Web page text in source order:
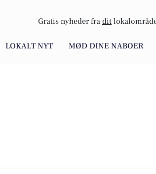
Gratis nyheder fra dit
LOKALT NYT MØD DINE NABOER